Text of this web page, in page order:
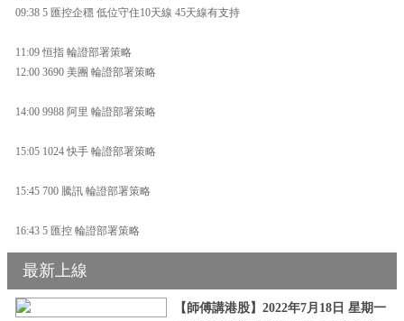
09:38 5 匯控企穩 低位守住10天線 45天線有支持
11:09 恒指 輪證部署策略
12:00 3690 美團 輪證部署策略
14:00 9988 阿里 輪證部署策略
15:05 1024 快手 輪證部署策略
15:45 700 騰訊 輪證部署策略
16:43 5 匯控 輪證部署策略
最新上線
【師傅講港股】2022年7月18日 星期一